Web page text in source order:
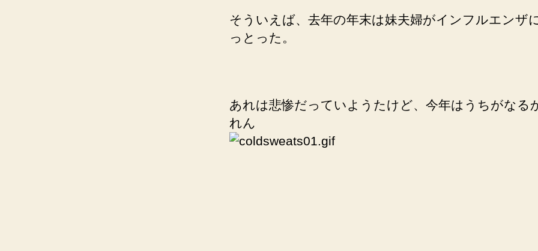
そういえば、去年の年末は妹夫婦がインフルエンザ
っとった。
あれは悲惨だっていようたけど、今年はうちがなる
れん